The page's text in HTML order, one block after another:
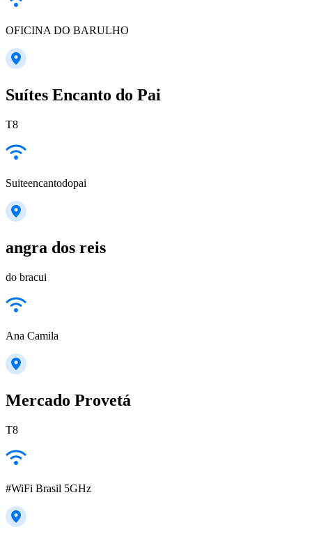
OFICINA DO BARULHO
Suítes Encanto do Pai
T8
Suiteencantodopai
angra dos reis
do bracui
Ana Camila
Mercado Provetá
T8
#WiFi Brasil 5GHz